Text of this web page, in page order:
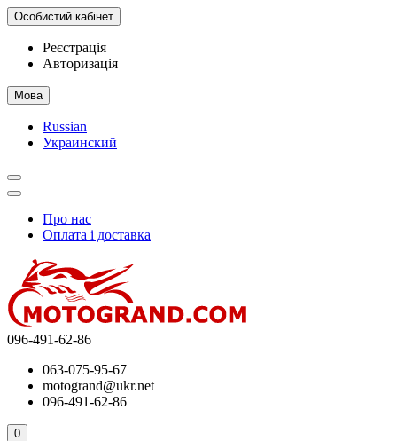
Особистий кабінет
Реєстрація
Авторизація
Мова
Russian
Украинский
Про нас
Оплата і доставка
096-491-62-86
063-075-95-67
motogrand@ukr.net
096-491-62-86
0